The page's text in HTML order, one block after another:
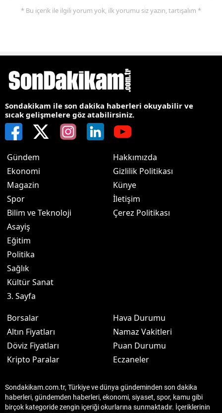
* Bu içerik ile ilgili yorum yok, ilk yorumu siz yazın, tartışalım *
Sondakikam ile son dakika haberleri okuyabilir ve
sıcak gelişmelere göz atabilirsiniz.
Gündem
Ekonomi
Magazin
Spor
Bilim ve Teknoloji
Asayiş
Eğitim
Politika
Sağlık
Kültür Sanat
3. Sayfa
Hakkımızda
Gizlilik Politikası
Künye
İletişim
Çerez Politikası
Borsalar
Altın Fiyatları
Döviz Fiyatları
Kripto Paralar
Hava Durumu
Namaz Vakitleri
Puan Durumu
Eczaneler
Sondakikam.com.tr, Türkiye ve dünya gündeminden son dakika
haberleri, gündemden haberleri, ekonomi, siyaset, spor, kamu gibi
birçok kategoride zengin içeriği okurlarına sunmaktadır. İçeriklerinin